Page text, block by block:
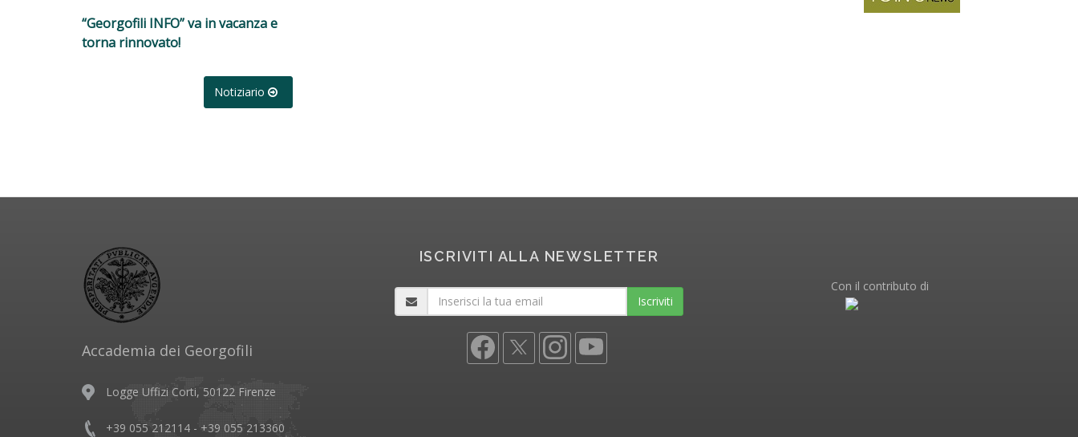
“Georgofili INFO” va in vacanza e
torna rinnovato!
Notiziario
Accademia dei Georgofili
Logge Uffizi Corti, 50122 Firenze
+39 055 212114 - +39 055 213360
ISCRIVITI ALLA NEWSLETTER
Iscriviti
Con il contributo di